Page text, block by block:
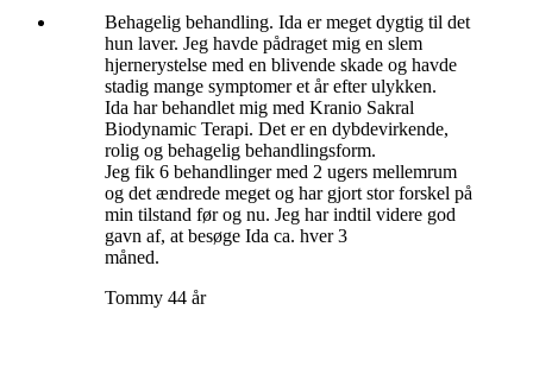
Behagelig behandling. Ida er meget dygtig til det
hun laver. Jeg havde pådraget mig en slem
hjernerystelse med en blivende skade og havde
stadig mange symptomer et år efter ulykken.
Ida har behandlet mig med Kranio Sakral
Biodynamic Terapi. Det er en dybdevirkende,
rolig og behagelig behandlingsform.
Jeg fik 6 behandlinger med 2 ugers mellemrum
og det ændrede meget og har gjort stor forskel på
min tilstand før og nu. Jeg har indtil videre god
gavn af, at besøge Ida ca. hver 3
måned.
Tommy 44 år